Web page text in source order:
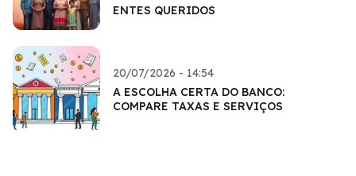
ENTES QUERIDOS
20/07/2026 - 14:54
A ESCOLHA CERTA DO BANCO:
COMPARE TAXAS E SERVIÇOS